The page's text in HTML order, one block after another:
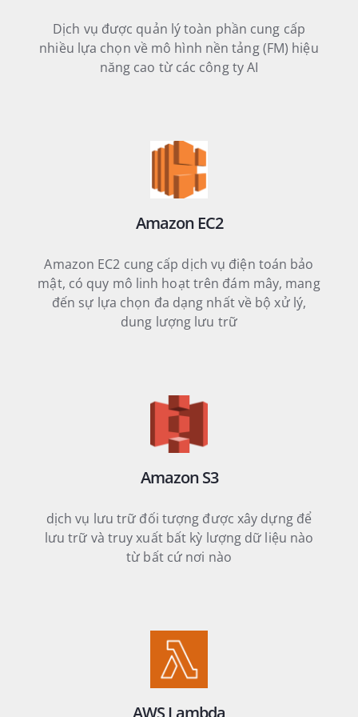
Dịch vụ được quản lý toàn phần cung cấp
nhiều lựa chọn về mô hình nền tảng (FM) hiệu
năng cao từ các công ty AI
Amazon EC2
Amazon EC2 cung cấp dịch vụ điện toán bảo
mật, có quy mô linh hoạt trên đám mây, mang
đến sự lựa chọn đa dạng nhất về bộ xử lý,
dung lượng lưu trữ
Amazon S3
dịch vụ lưu trữ đối tượng được xây dựng để
lưu trữ và truy xuất bất kỳ lượng dữ liệu nào
từ bất cứ nơi nào
AWS Lambda